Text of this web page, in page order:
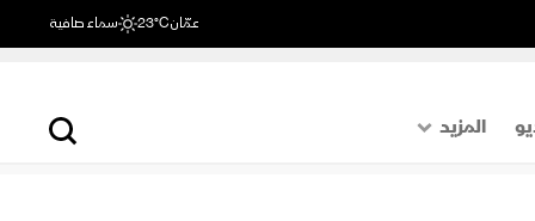
عمّان23°C سماء صافية
المزيد